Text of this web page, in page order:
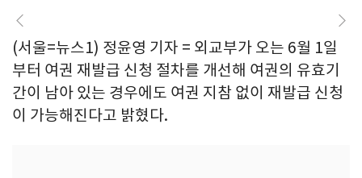
(서울=뉴스1) 정윤영 기자 = 외교부가 오는 6월 1일
부터 여권 재발급 신청 절차를 개선해 여권의 유효기
간이 남아 있는 경우에도 여권 지참 없이 재발급 신청
이 가능해진다고 밝혔다.